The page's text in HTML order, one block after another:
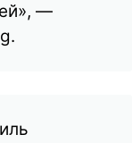
—